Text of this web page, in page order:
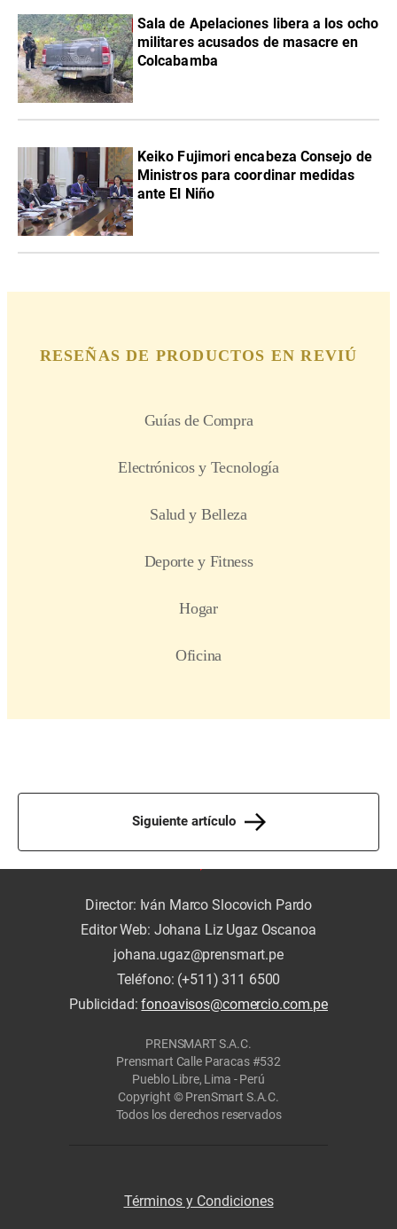
Sala de Apelaciones libera a los ocho
militares acusados de masacre en
Colcabamba
Keiko Fujimori encabeza Consejo de
Ministros para coordinar medidas
ante El Niño
Siguiente artículo
Director: Iván Marco Slocovich Pardo
Editor Web: Johana Liz Ugaz Oscanoa
johana.ugaz@prensmart.pe
Teléfono: (+511) 311 6500
Publicidad:fonoavisos@comercio.com.pe
PRENSMART S.A.C.
Prensmart Calle Paracas #532
Pueblo Libre, Lima - Perú
Copyright © PrenSmart S.A.C.
Todos los derechos reservados
Términos y Condiciones